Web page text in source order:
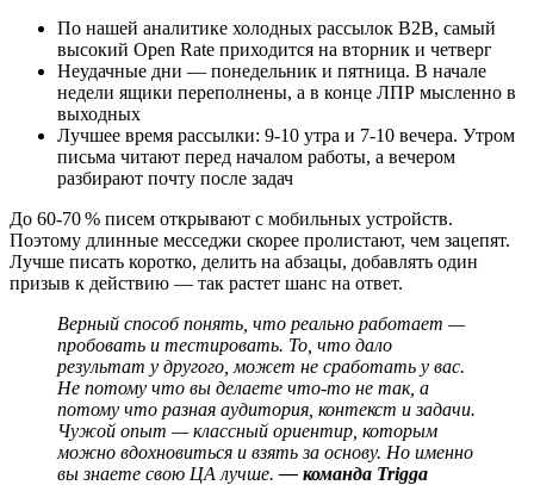
По нашей аналитике холодных рассылок B2B, самый
высокий Open Rate приходится на вторник и четверг
Неудачные дни — понедельник и пятница. В начале
недели ящики переполнены, а в конце ЛПР мысленно в
выходных
Лучшее время рассылки: 9-10 утра и 7-10 вечера. Утром
письма читают перед началом работы, а вечером
разбирают почту после задач
До 60-70 % писем открывают с мобильных устройств.
Поэтому длинные месседжи скорее пролистают, чем зацепят.
Лучше писать коротко, делить на абзацы, добавлять один
призыв к действию — так растет шанс на ответ.
Верный способ понять, что реально работает —
пробовать и тестировать. То, что дало
результат у другого, может не сработать у вас.
Не потому что вы делаете что-то не так, а
потому что разная аудитория, контекст и задачи.
Чужой опыт — классный ориентир, которым
можно вдохновиться и взять за основу. Но именно
вы знаете свою ЦА лучше. — команда Trigga